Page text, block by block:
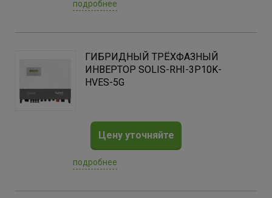
подробнее
ГИБРИДНЫЙ ТРЁХФАЗНЫЙ
ИНВЕРТОР SOLIS-RHI-3P10K-
HVES-5G
Цену уточняйте
подробнее